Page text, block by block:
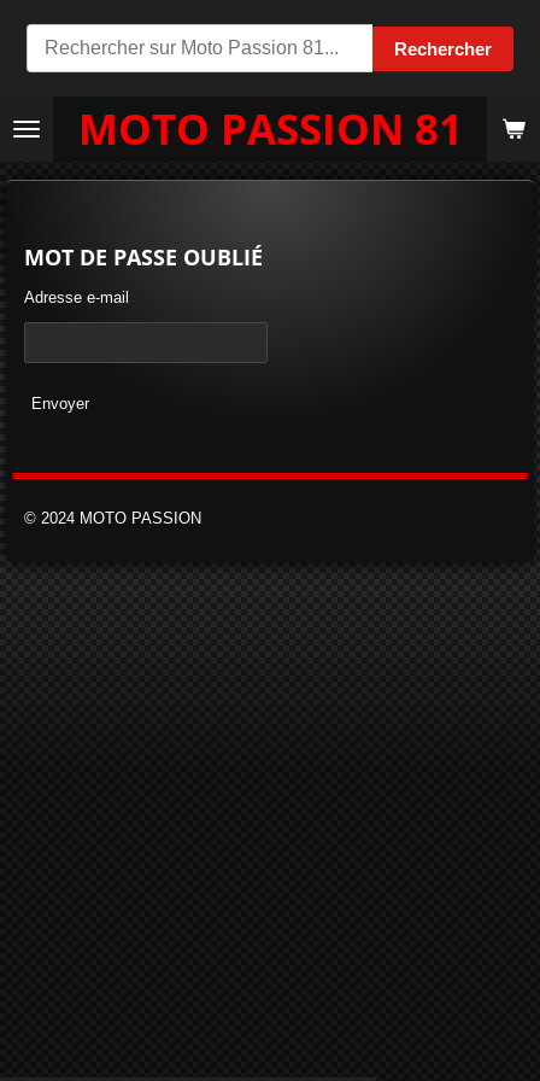
Rechercher
Passer
au
principal
MOTO PASSION 81
MOT DE PASSE OUBLIÉ
Adresse e-mail
Envoyer
© 2024 MOTO PASSION